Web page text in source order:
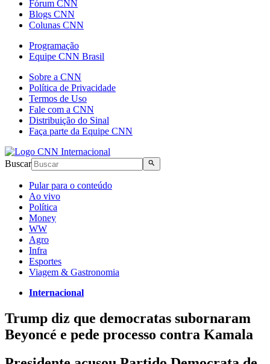
Fórum CNN
Blogs CNN
Colunas CNN
Programação
Equipe CNN Brasil
Sobre a CNN
Política de Privacidade
Termos de Uso
Fale com a CNN
Distribuição do Sinal
Faça parte da Equipe CNN
Buscar
Pular para o conteúdo
Ao vivo
Política
Money
WW
Agro
Infra
Esportes
Viagem & Gastronomia
Internacional
Trump diz que democratas subornaram
Beyoncé e pede processo contra Kamala